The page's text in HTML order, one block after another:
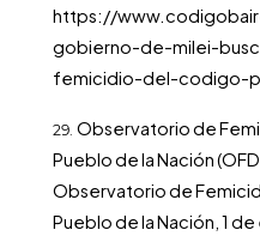
https://
gobierno-de-milei-
femicidio-del-codigo-
Observatorio de
Pueblo de la Nación
Observatorio de
Pueblo de la Nación, 1